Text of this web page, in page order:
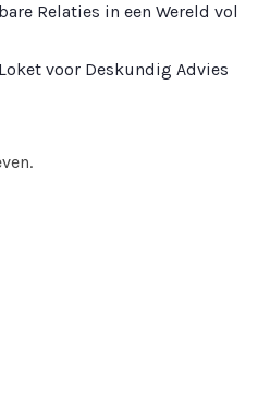
Relaties in een Wereld vol
voor Deskundig Advies